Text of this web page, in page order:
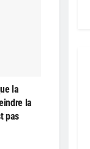
la
la
pas